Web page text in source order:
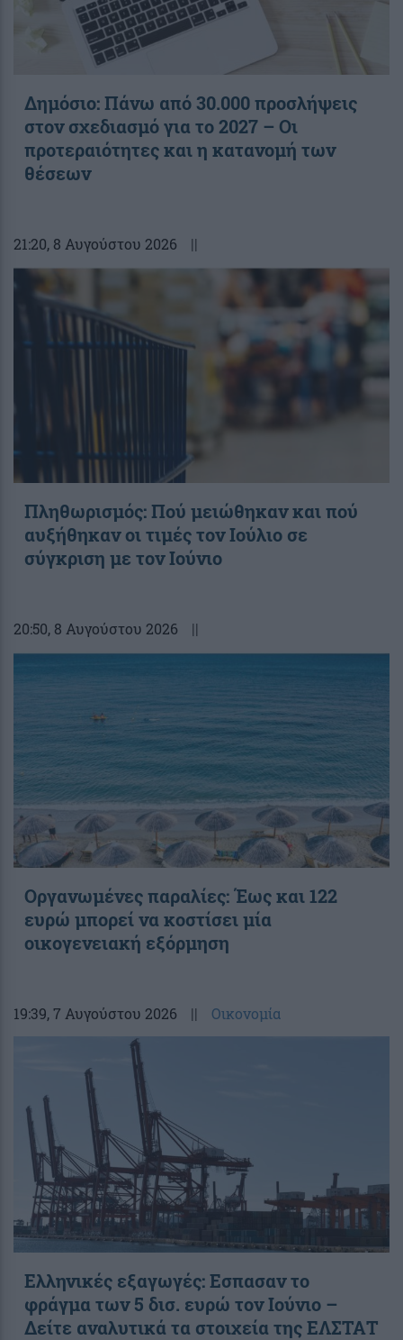
Δημόσιο: Πάνω από 30.000 προσλήψεις
στον σχεδιασμό για το 2027 – Οι
προτεραιότητες και η κατανομή των
θέσεων
21:20, 8 Αυγούστου 2026 ||
Πληθωρισμός: Πού μειώθηκαν και πού
αυξήθηκαν οι τιμές τον Ιούλιο σε
σύγκριση με τον Ιούνιο
20:50, 8 Αυγούστου 2026 ||
Οργανωμένες παραλίες: Έως και 122
ευρώ μπορεί να κοστίσει μία
οικογενειακή εξόρμηση
19:39, 7 Αυγούστου 2026 || Οικονομία
Ελληνικές εξαγωγές: Εσπασαν το
φράγμα των 5 δισ. ευρώ τον Ιούνιο –
Δείτε αναλυτικά τα στοιχεία της ΕΛΣΤΑΤ